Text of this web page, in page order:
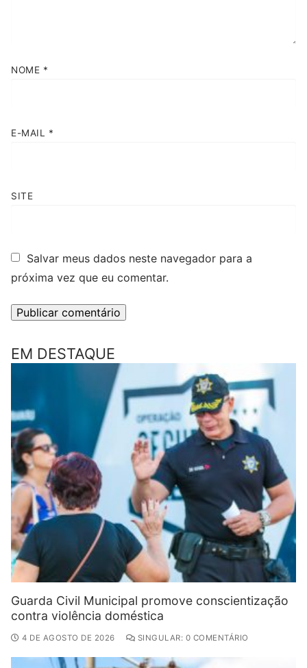
NOME *
E-MAIL *
SITE
Salvar meus dados neste navegador para a
próxima vez que eu comentar.
EM DESTAQUE
Guarda Civil Municipal promove conscientização
contra violência doméstica
4 DE AGOSTO DE 2026 SINGULAR: 0 COMENTÁRIO